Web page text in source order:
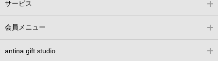
サービス
会員メニュー
antina gift studio